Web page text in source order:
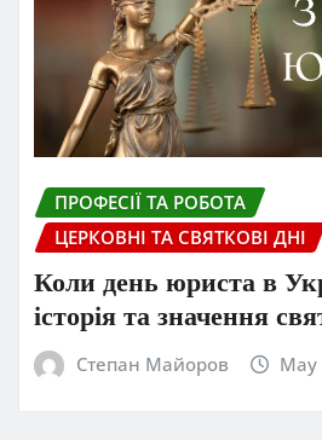
ПРОФЕСІЇ ТА РОБОТА
ЦЕРКОВНІ ТА СВЯТКОВІ ДНІ
Коли день юриста в
історія та значення
Степан Майоров May